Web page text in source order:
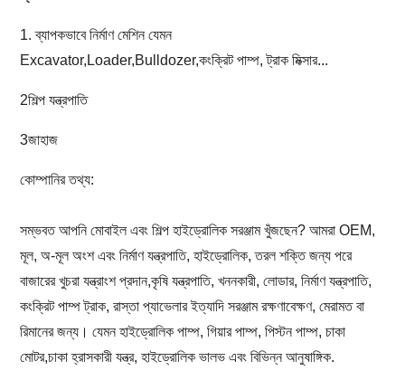
1. ব্যাপকভাবে নির্মাণ মেশিন যেমন
Excavator,Loader,Bulldozer,কংক্রিট পাম্প, ট্রাক মিক্সার...
2শিল্প যন্ত্রপাতি
3জাহাজ
কোম্পানির তথ্য:
সম্ভবত আপনি মোবাইল এবং শিল্প হাইড্রোলিক সরঞ্জাম খুঁজছেন? আমরা OEM,
মূল, অ-মূল অংশ এবং নির্মাণ যন্ত্রপাতি, হাইড্রোলিক, তরল শক্তি জন্য পরে
বাজারের খুচরা যন্ত্রাংশ প্রদান,কৃষি যন্ত্রপাতি, খননকারী, লোডার, নির্মাণ যন্ত্রপাতি,
কংক্রিট পাম্প ট্রাক, রাস্তা প্যাভেলার ইত্যাদি সরঞ্জাম রক্ষণাবেক্ষণ, মেরামত বা
রিমানের জন্য। যেমন হাইড্রোলিক পাম্প, গিয়ার পাম্প, পিস্টন পাম্প, চাকা
মোটর,চাকা হ্রাসকারী যন্ত্র, হাইড্রোলিক ভালভ এবং বিভিন্ন আনুষাঙ্গিক.